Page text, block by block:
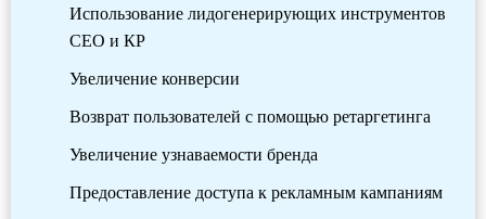
Использование лидогенерирующих инструментов
СЕО и КР
Увеличение конверсии
Возврат пользователей с помощью ретаргетинга
Увеличение узнаваемости бренда
Предоставление доступа к рекламным кампаниям